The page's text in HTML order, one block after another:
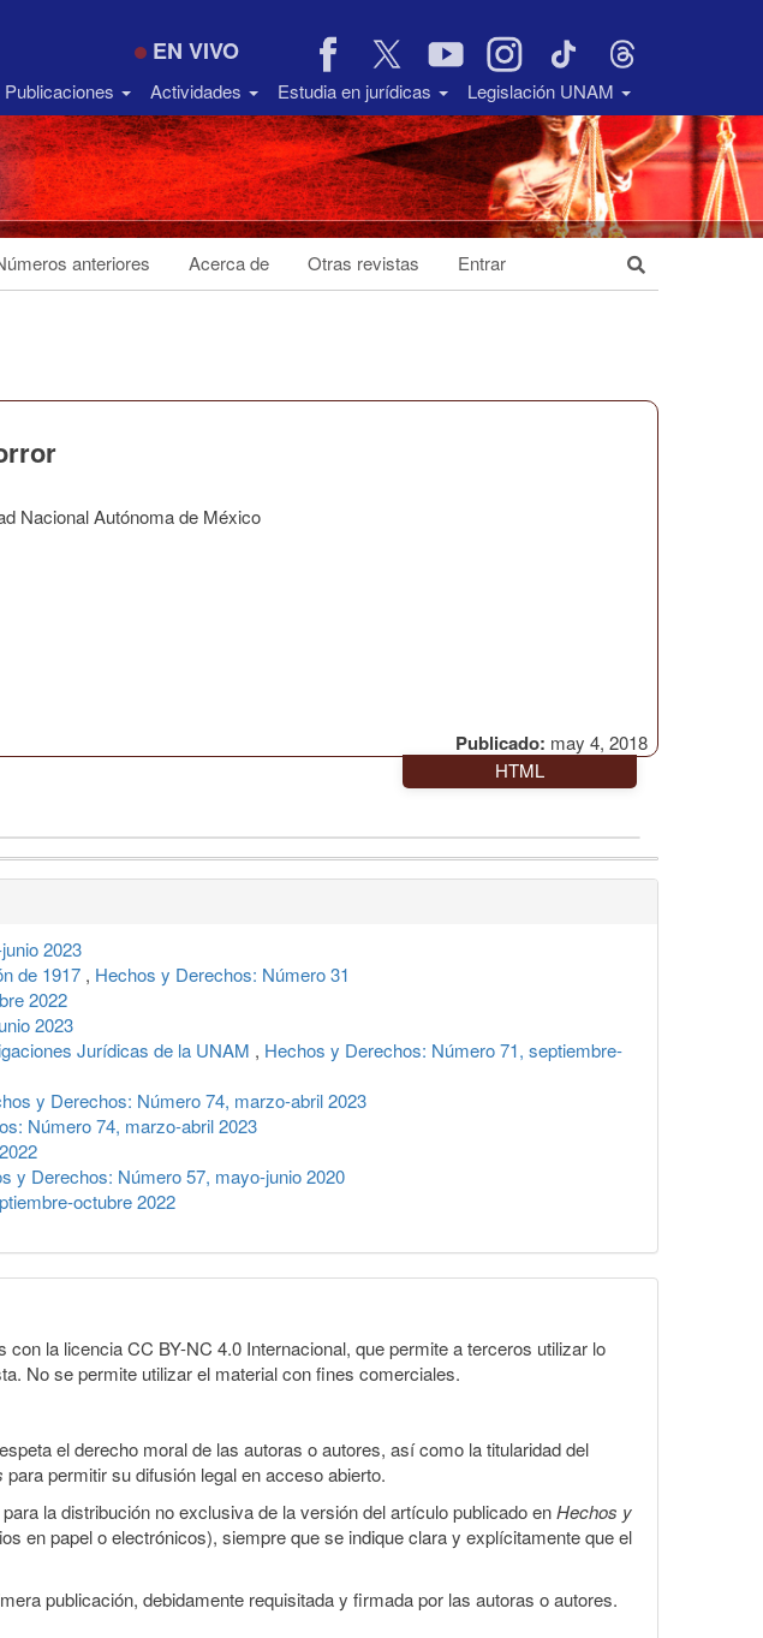
EN VIVO
Publicaciones Actividades Estudia en jurídicas Legislación UNAM
anteriores Acerca de Otras revistas Entrar
Publicado: may 4, 2018
Nacional Autónoma de México
HTML
2023
de 1917 , Hechos y Derechos: Número 31
2022
2023
Jurídicas de la UNAM , Hechos y Derechos: Número 71, septiembre-
y Derechos: Número 74, marzo-abril 2023
Número 74, marzo-abril 2023
y Derechos: Número 57, mayo-junio 2020
octubre 2022
la licencia CC BY-NC 4.0 Internacional, que permite a terceros utilizar lo
No se permite utilizar el material con fines comerciales.
el derecho moral de las autoras o autores, así como la titularidad del
para permitir su difusión legal en acceso abierto.
la distribución no exclusiva de la versión del artículo publicado enHechos y
en papel o electrónicos), siempre que se indique clara y explícitamente que el
publicación, debidamente requisitada y firmada por las autoras o autores.